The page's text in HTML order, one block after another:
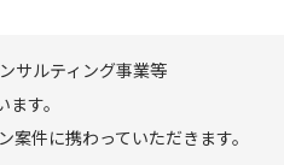
サルティング事業等
す。
案件に携わっていただきます。